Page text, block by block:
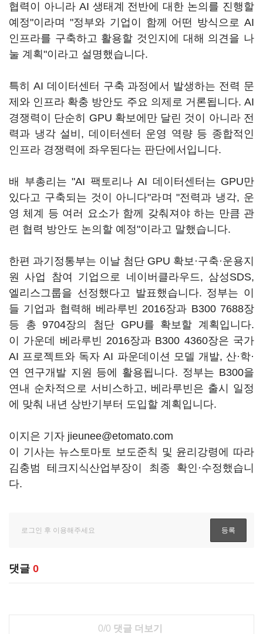
협력이 아니라 AI 생태계 전반에 대한 논의를 진행할
예정"이라며 "정부와 기업이 함께 어떤 방식으로 AI
인프라를 구축하고 활용할 것인지에 대해 의견을 나
눌 계획"이라고 설명했습니다.
특히 AI 데이터센터 구축 과정에서 발생하는 전력 문
제와 인프라 확충 방안도 주요 의제로 거론됩니다. AI
경쟁력이 단순히 GPU 확보에만 달린 것이 아니라 전
력과 냉각 설비, 데이터센터 운영 역량 등 종합적인
인프라 경쟁력에 좌우된다는 판단에서입니다.
배 부총리는 "AI 팩토리나 AI 데이터센터는 GPU만
있다고 구축되는 것이 아니다"라며 "전력과 냉각, 운
영 체계 등 여러 요소가 함께 갖춰져야 하는 만큼 관
련 협력 방안도 논의할 예정"이라고 말했습니다.
한편 과기정통부는 이날 첨단 GPU 확보·구축·운용지
원 사업 참여 기업으로 네이버클라우드, 삼성SDS,
엘리스그룹을 선정했다고 발표했습니다. 정부는 이
들 기업과 협력해 베라루빈 2016장과 B300 7688장
등 총 9704장의 첨단 GPU를 확보할 계획입니다.
이 가운데 베라루빈 2016장과 B300 4360장은 국가
AI 프로젝트와 독자 AI 파운데이션 모델 개발, 산·학·
연 연구개발 지원 등에 활용됩니다. 정부는 B300을
연내 순차적으로 서비스하고, 베라루빈은 출시 일정
에 맞춰 내년 상반기부터 도입할 계획입니다.
이지은 기자 jieunee@etomato.com
이 기사는 뉴스토마토 보도준칙 및 윤리강령에 따라
김충범 테크지식산업부장이 최종 확인·수정했습니
다.
댓글 0
0/0 댓글 더보기